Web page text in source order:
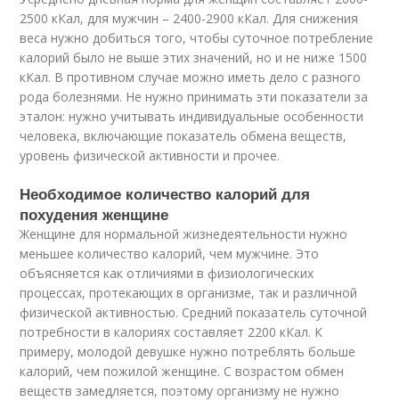
2500 кКал, для мужчин – 2400-2900 кКал. Для снижения
веса нужно добиться того, чтобы суточное потребление
калорий было не выше этих значений, но и не ниже 1500
кКал. В противном случае можно иметь дело с разного
рода болезнями. Не нужно принимать эти показатели за
эталон: нужно учитывать индивидуальные особенности
человека, включающие показатель обмена веществ,
уровень физической активности и прочее.
Необходимое количество калорий для
похудения женщине
Женщине для нормальной жизнедеятельности нужно
меньшее количество калорий, чем мужчине. Это
объясняется как отличиями в физиологических
процессах, протекающих в организме, так и различной
физической активностью. Средний показатель суточной
потребности в калориях составляет 2200 кКал. К
примеру, молодой девушке нужно потреблять больше
калорий, чем пожилой женщине. С возрастом обмен
веществ замедляется, поэтому организму не нужно